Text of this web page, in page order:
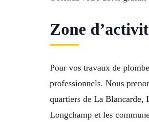
Zone
Pour vos travaux de
professionnels. Nous
quartiers de La Blancarde,
Longchamp et les